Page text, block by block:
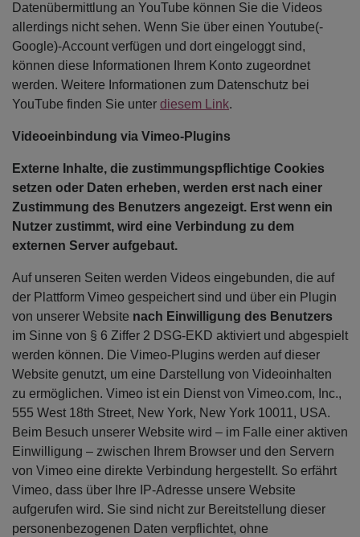
Datenübermittlung an YouTube können Sie die Videos
allerdings nicht sehen. Wenn Sie über einen Youtube(-
Google)-Account verfügen und dort eingeloggt sind,
können diese Informationen Ihrem Konto zugeordnet
werden. Weitere Informationen zum Datenschutz bei
YouTube finden Sie unter diesem Link.
Videoeinbindung via Vimeo-Plugins
Externe Inhalte, die zustimmungspflichtige Cookies
setzen oder Daten erheben, werden erst nach einer
Zustimmung des Benutzers angezeigt. Erst wenn ein
Nutzer zustimmt, wird eine Verbindung zu dem
externen Server aufgebaut.
Auf unseren Seiten werden Videos eingebunden, die auf
der Plattform Vimeo gespeichert sind und über ein Plugin
von unserer Website nach Einwilligung des Benutzers
im Sinne von § 6 Ziffer 2 DSG-EKD aktiviert und abgespielt
werden können. Die Vimeo-Plugins werden auf dieser
Website genutzt, um eine Darstellung von Videoinhalten
zu ermöglichen. Vimeo ist ein Dienst von Vimeo.com, Inc.,
555 West 18th Street, New York, New York 10011, USA.
Beim Besuch unserer Website wird – im Falle einer aktiven
Einwilligung – zwischen Ihrem Browser und den Servern
von Vimeo eine direkte Verbindung hergestellt. So erfährt
Vimeo, dass über Ihre IP-Adresse unsere Website
aufgerufen wird. Sie sind nicht zur Bereitstellung dieser
personenbezogenen Daten verpflichtet, ohne